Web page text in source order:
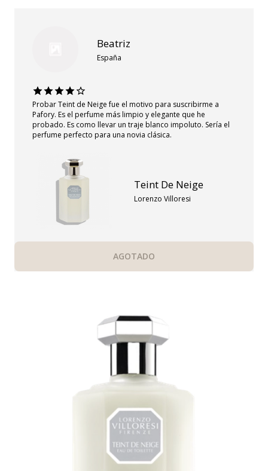
Beatriz
España
Probar Teint de Neige fue el motivo para suscribirme a
Pafory. Es el perfume más limpio y elegante que he
probado. Es como llevar un traje blanco impoluto. Sería el
perfume perfecto para una novia clásica.
Teint De Neige
Lorenzo Villoresi
AGOTADO